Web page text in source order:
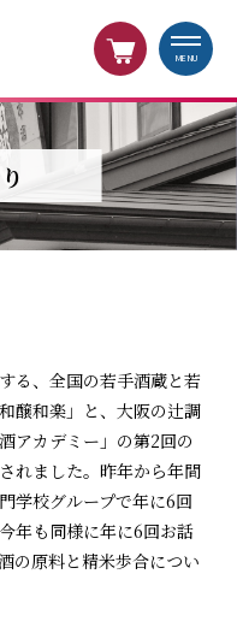
MENU
る、全国の若手酒蔵と若
醸和楽」と、大阪の辻調
アカデミー」の第2回の
れました。昨年から年間
学校グループで年に6回
年も同様に年に6回お話
の原料と精米歩合につい